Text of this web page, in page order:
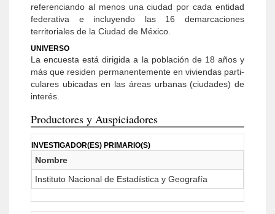
refe­renciando al menos una ciudad por cada entidad
federativa e incluyendo las 16 demarcaciones
territoriales de la Ciudad de México.
UNIVERSO
La encuesta está dirigida a la población de 18 años y
más que residen permanentemente en viviendas parti­
culares ubicadas en las áreas urbanas (ciudades) de
interés.
Productores y Auspiciadores
INVESTIGADOR(ES) PRIMARIO(S)
Nombre
Instituto Nacional de Estadística y Geografía